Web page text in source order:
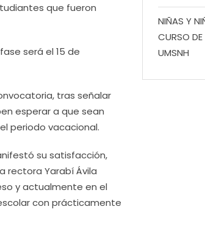
que fueron
será el 15 de
tras señalar
esperar a que sean
periodo vacacional.
su satisfacción,
rectora Yarabí Ávila
y actualmente en el
con prácticamente
NIÑAS Y
CURSO DE
UMSNH